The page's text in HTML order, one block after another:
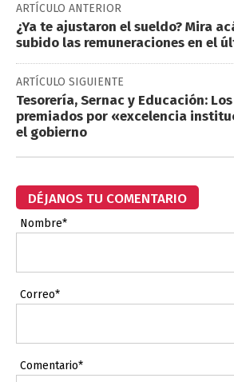
ARTÍCULO ANTERIOR
¿Ya te ajustaron el sueldo? Mira
subido las remuneraciones en el
ARTÍCULO SIGUIENTE
Tesorería, Sernac y Educación:
premiados por «excelencia
el gobierno
DÉJANOS TU COMENTARIO
Nombre*
Correo*
Comentario*